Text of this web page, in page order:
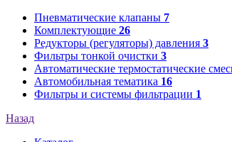
Пневматические клапаны 7
Комплектующие 26
Редукторы (регуляторы) давления 3
Фильтры тонкой очистки 3
Автоматические термостатические
Автомобильная тематика 16
Фильтры и системы фильтрации 1
Назад